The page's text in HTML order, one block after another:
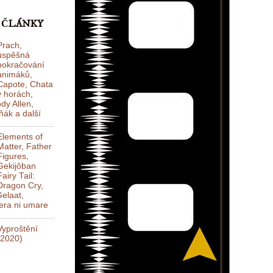
Chata
horách,
Allen,
a další
of
Father
Tail:
Cry,
ni umare